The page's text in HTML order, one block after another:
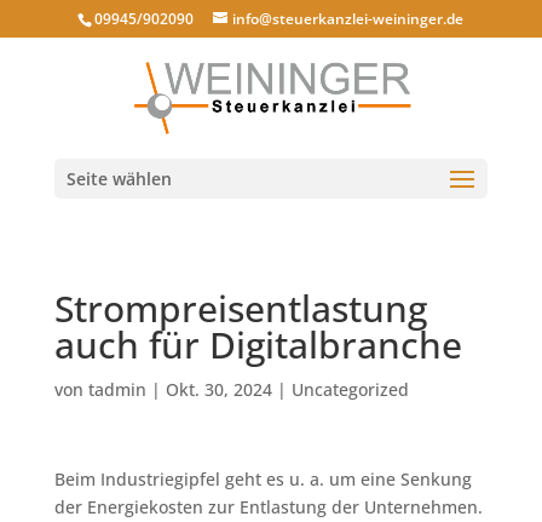
09945/902090 info@steuerkanzlei-weininger.de
Seite wählen
Strompreisentlastung
auch für Digitalbranche
von tadmin | Okt. 30, 2024| Uncategorized
Beim Industriegipfel geht es u. a. um eine Senkung
der Energiekosten zur Entlastung der Unternehmen.